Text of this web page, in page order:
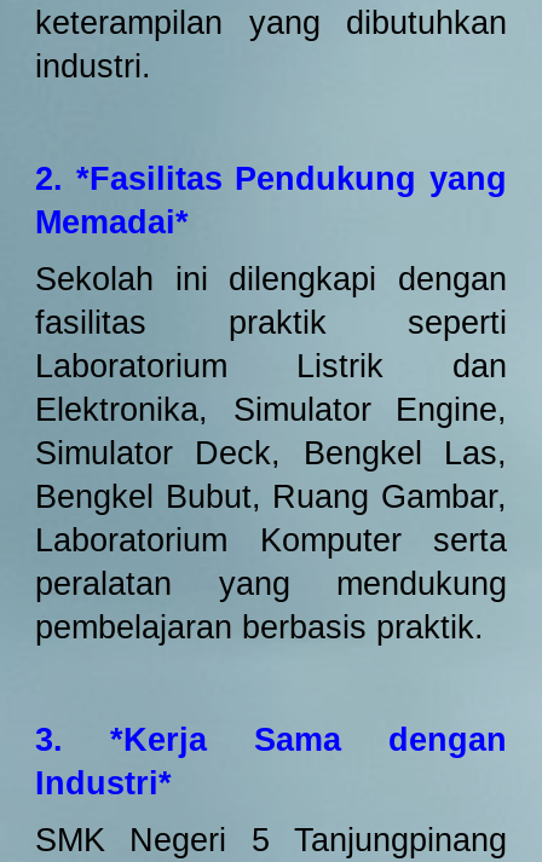
keterampilan yang dibutuhkan
industri.
2. *Fasilitas Pendukung yang
Memadai*
Sekolah ini dilengkapi dengan
fasilitas praktik seperti
Laboratorium Listrik dan
Elektronika, Simulator Engine,
Simulator Deck, Bengkel Las,
Bengkel Bubut, Ruang Gambar,
Laboratorium Komputer serta
peralatan yang mendukung
pembelajaran berbasis praktik.
3. *Kerja Sama dengan
Industri*
SMK Negeri 5 Tanjungpinang